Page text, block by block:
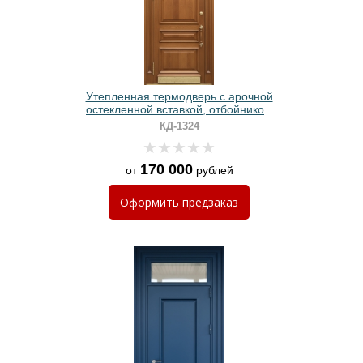
Утепленная термодверь с арочной
остекленной вставкой, отбойником
и отделкой массивом
КД-1324
от 170 000рублей
Оформить предзаказ